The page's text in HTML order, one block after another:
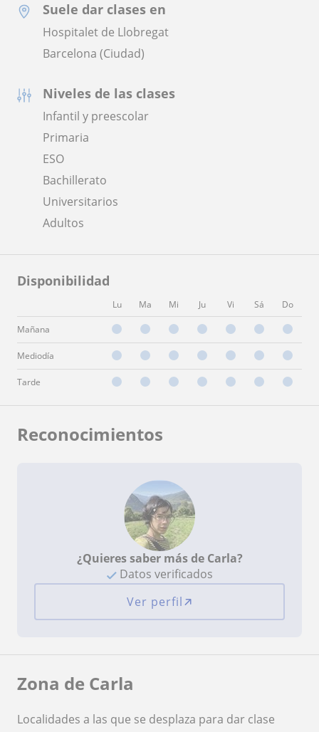
Suele dar clases en
Hospitalet de Llobregat
Barcelona (Ciudad)
Niveles de las clases
Infantil y preescolar
Primaria
ESO
Bachillerato
Universitarios
Adultos
Disponibilidad
Lu Ma Mi Ju Vi Sá Do
Mañana
Mediodía
Tarde
Reconocimientos
¿Quieres saber más de Carla?
Datos verificados
Ver perfil
Zona de Carla
Localidades a las que se desplaza para dar clase